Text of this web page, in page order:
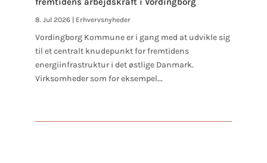
8. Jul 2026 | Erhvervsnyheder
Vordingborg Kommune er i gang med at udvikle sig
til et centralt knudepunkt for fremtidens
energiinfrastruktur i det østlige Danmark.
Virksomheder som for eksempel...